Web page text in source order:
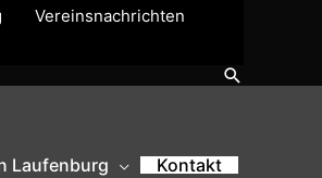
Vereinsnachrichten
Suchen
Laufenburg Kontakt